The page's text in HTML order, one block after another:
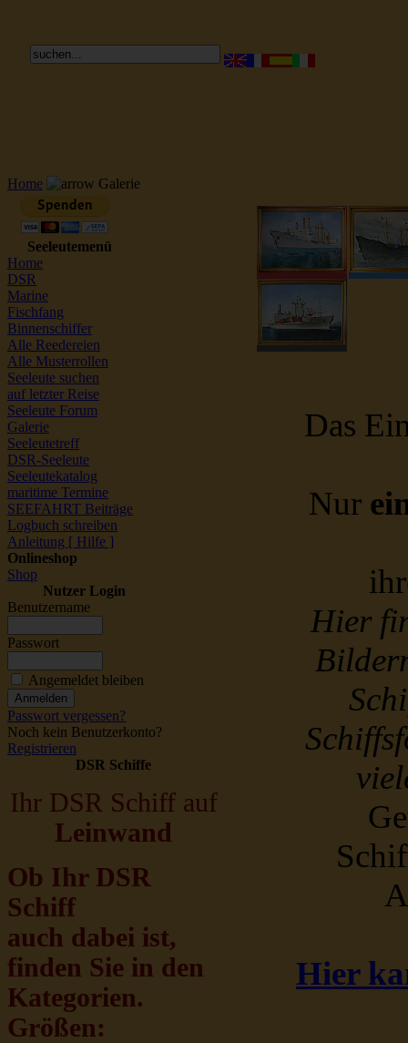
Home Galerie
Seeleutemenü
Home
DSR
Marine
Fischfang
Binnenschiffer
Alle Reedereien
Alle Musterrollen
Seeleute suchen
auf letzter Reise
Seeleute Forum
Galerie
Seeleutetreff
DSR-Seeleute
Seeleutekatalog
maritime Termine
SEEFAHRT Beiträge
Logbuch schreiben
Anleitung [ Hilfe ]
Onlineshop
Shop
Nutzer Login
Benutzername
Passwort
Angemeldet bleiben
Passwort vergessen?
Noch kein Benutzerkonto?
Registrieren
DSR Schiffe
Ihr DSR Schiff auf
Leinwand
Ob Ihr DSR
Schiff
auch dabei ist,
finden Sie in den
Kategorien.
Größen:
Das
Nur
Hier
Hier